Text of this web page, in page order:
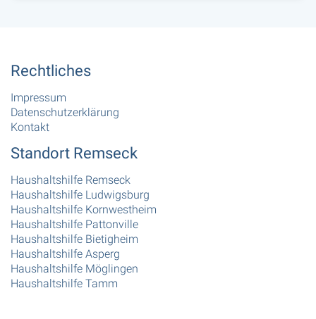
Rechtliches
Impressum
Datenschutzerklärung
Kontakt
Standort Remseck
Haushaltshilfe Remseck
Haushaltshilfe Ludwigsburg
Haushaltshilfe Kornwestheim
Haushaltshilfe Pattonville
Haushaltshilfe Bietigheim
Haushaltshilfe Asperg
Haushaltshilfe Möglingen
Haushaltshilfe Tamm